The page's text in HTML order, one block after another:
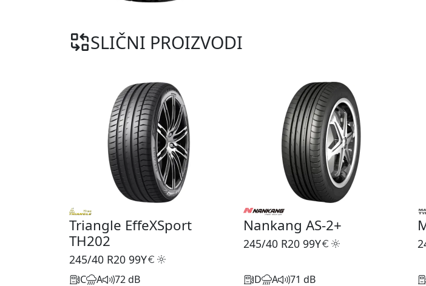
SLIČNI PROIZVODI
Triangle EffeXSport
TH202
245/40 R20 99Y
C A 72 dB
Nankang AS-2+
245/40 R20 99Y
D A 71 dB